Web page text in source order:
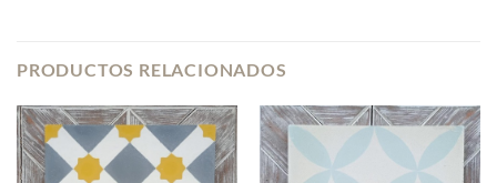
PRODUCTOS RELACIONADOS